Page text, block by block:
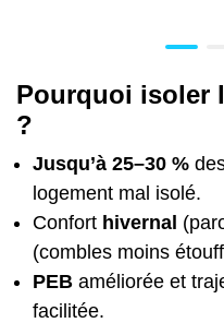
Pourquoi isoler
?
Jusqu’à 25–30 %
logement mal isolé.
Confort hivernal
(combles moins
PEB améliorée et
facilitée.